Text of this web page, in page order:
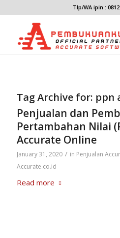
Tlp/WA ipin :
Tag Archive for: ppn
Penjualan dan
Pertambahan Nilai
Accurate Online
January 31, 2020 / in Penjualan
Accurate.co.id
Read more